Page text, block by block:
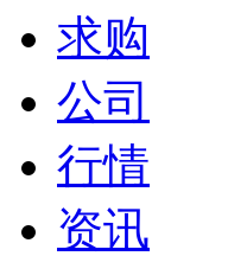
求购
公司
行情
资讯